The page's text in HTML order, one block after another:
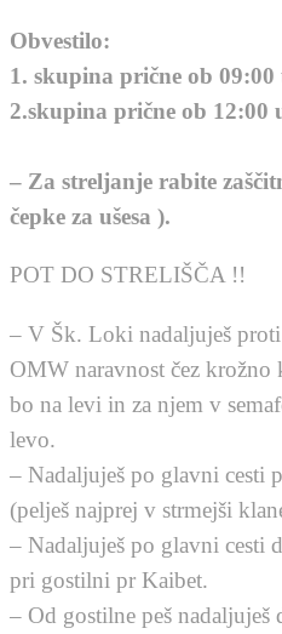
Obvestilo:
1. skupina prične ob 09:00
2.skupina prične ob 12:00
– Za streljanje rabite
čepke za ušesa ).
POT DO STRELIŠČA !!
– V Šk. Loki nadaljuješ
OMW naravnost čez krožno
bo na levi in za njem v
levo.
– Nadaljuješ po glavni cesti
(pelješ najprej v strmejši
– Nadaljuješ po glavni cesti
pri gostilni pr Kaibet.
– Od gostilne peš nadaljuješ